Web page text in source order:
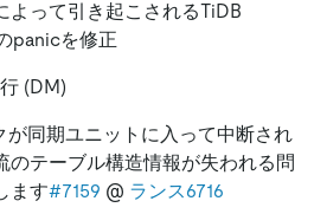
よって引き起こされるTiDB
panicを修正
(DM)
が同期ユニットに入って中断され
のテーブル構造情報が失われる問
ます#7159 @ ランス6716